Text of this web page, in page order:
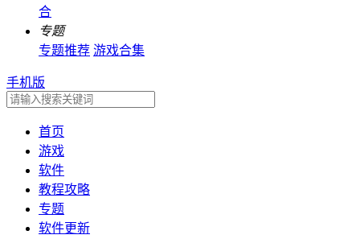
合
专题
专题推荐 游戏合集
手机版
首页
游戏
软件
教程攻略
专题
软件更新